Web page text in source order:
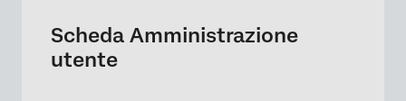
Scheda Amministrazione
utente